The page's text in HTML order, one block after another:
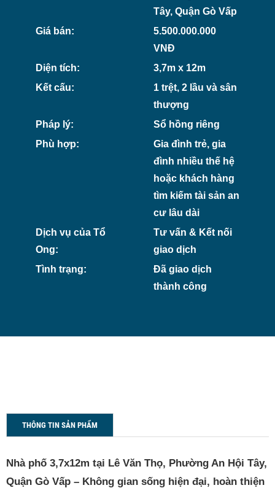
Tây, Quận Gò Vấp
Giá bán:
5.500.000.000
VNĐ
Diện tích:
3,7m x 12m
Kết cấu:
1 trệt, 2 lầu và sân
thượng
Pháp lý:
Sổ hồng riêng
Phù hợp:
Gia đình trẻ, gia
đình nhiều thế hệ
hoặc khách hàng
tìm kiếm tài sản an
cư lâu dài
Dịch vụ của Tổ
Ong:
Tư vấn & Kết nối
giao dịch
Tình trạng:
Đã giao dịch
thành công
THÔNG TIN SẢN PHẨM
Nhà phố 3,7x12m tại Lê Văn Thọ, Phường An Hội Tây,
Quận Gò Vấp – Không gian sống hiện đại, hoàn thiện